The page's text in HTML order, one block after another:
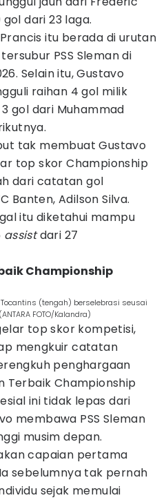
dari 23 laga.
itu berada di urutan
PSS Sleman di
Selain itu, Gustavo
raihan 4 gol milik
gol dari Muhammad
tak membuat Gustavo
top skor Championship
dari catatan gol
Banten, Adilson Silva.
itu diketahui mampu
assistdari 27
Championship
Tocantins (tengah) berselebrasi seusai
FOTO/Kalandra)
top skor kompetisi,
mengkuir catatan
penghargaan
Terbaik Championship
ini tidak lepas dari
membawa PSS Sleman
musim depan.
capaian pertama
sebelumnya tak pernah
sejak memulai